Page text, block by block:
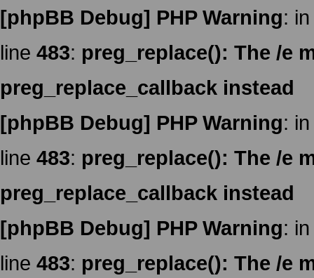
[phpBB Debug] PHP Warning:
line 483: preg_replace(): The /e
preg_replace_callback instead
[phpBB Debug] PHP Warning:
line 483: preg_replace(): The /e
preg_replace_callback instead
[phpBB Debug] PHP Warning:
line 483: preg_replace(): The /e